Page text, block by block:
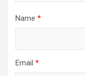
Name *
Email *